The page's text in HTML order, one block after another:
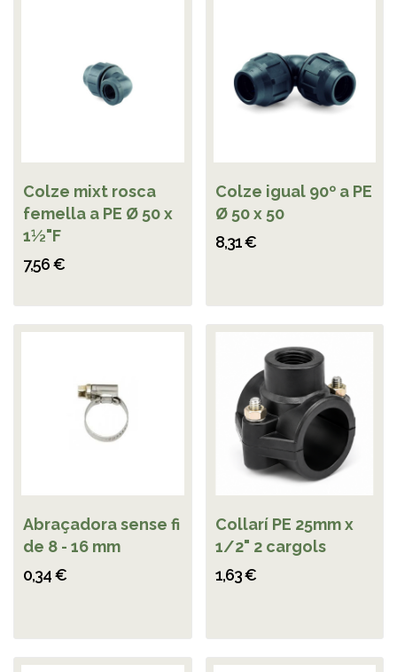
Colze mixt rosca
femella a PE Ø 50 x
1½"F
7,56 €
Colze igual 90º a PE
Ø 50 x 50
8,31 €
Abraçadora sense fi
de 8 - 16 mm
0,34 €
Collarí PE 25mm x
1/2" 2 cargols
1,63 €